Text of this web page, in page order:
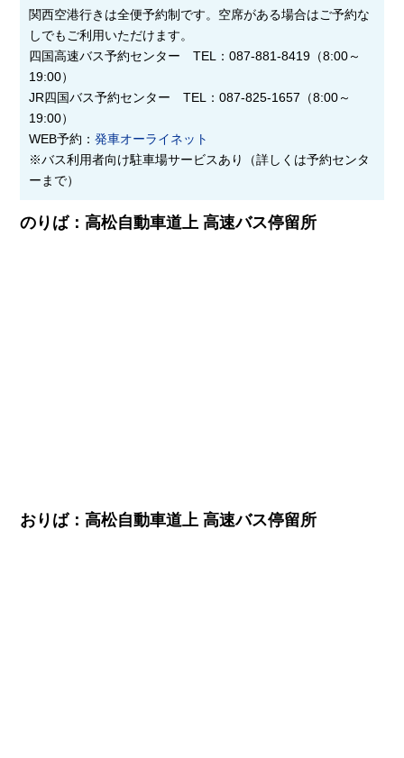
関西空港行きは全便予約制です。空席がある場合はご予約な
しでもご利用いただけます。
四国高速バス予約センター TEL：087-881-8419（8:00～
19:00）
JR四国バス予約センター TEL：087-825-1657（8:00～
19:00）
WEB予約：発車オーライネット
※バス利用者向け駐車場サービスあり（詳しくは予約センタ
ーまで）
のりば：高松自動車道上 高速バス停留所
おりば：高松自動車道上 高速バス停留所